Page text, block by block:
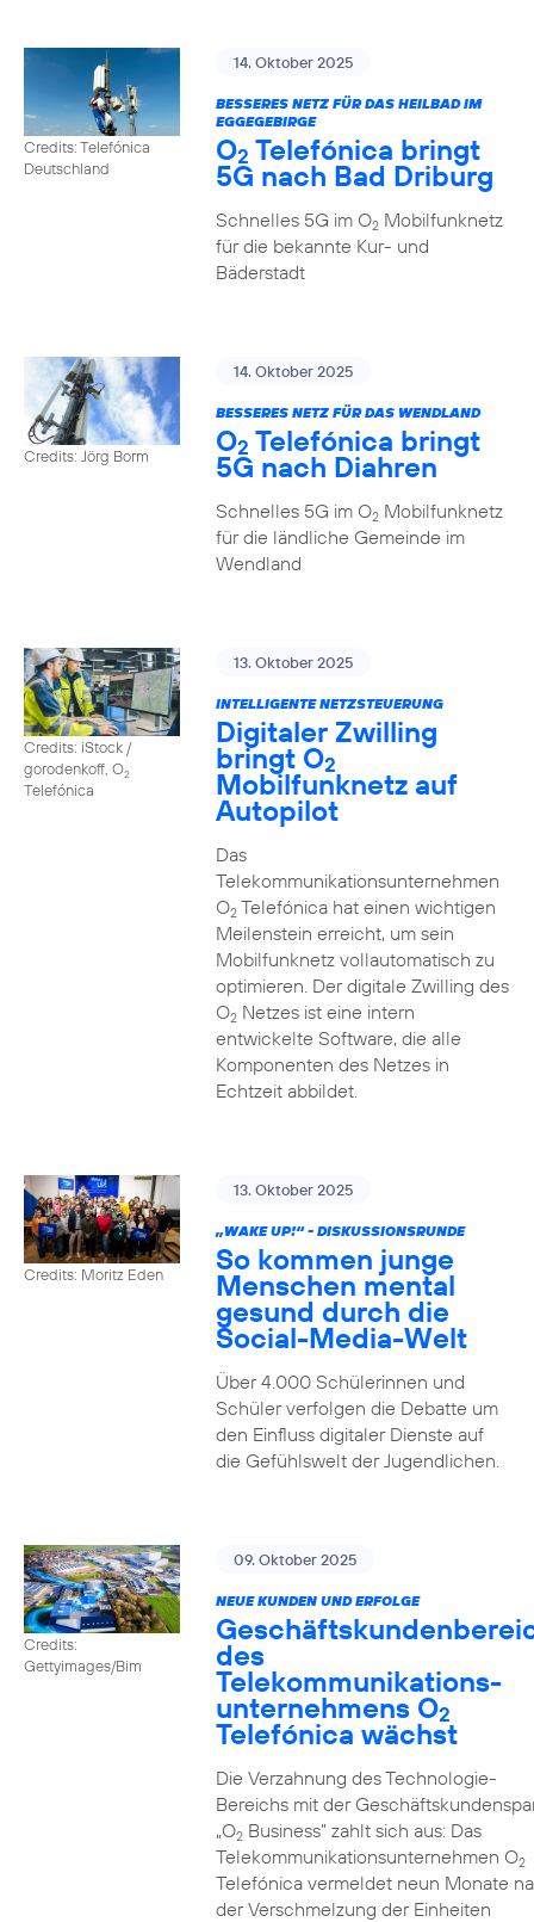
Credits: Telefónica
Deutschland
14. Oktober 2025
BESSERES NETZ FÜR DAS HEILBAD IM
EGGEGEBIRGE
O2 Telefónica bringt
5G nach Bad Driburg
Schnelles 5G im O2Mobilfunknetz
für die bekannte Kur- und
Bäderstadt
Credits: Jörg Borm
14. Oktober 2025
BESSERES NETZ FÜR DAS WENDLAND
O2 Telefónica bringt
5G nach Diahren
Schnelles 5G im O2Mobilfunknetz
für die ländliche Gemeinde im
Wendland
Credits: iStock /
gorodenkoff, O2
Telefónica
13. Oktober 2025
INTELLIGENTE NETZSTEUERUNG
Digitaler Zwilling
bringt O2
Mobilfunknetz auf
Autopilot
Das
Telekommunikationsunternehmen
O2Telefónica hat einen wichtigen
Meilenstein erreicht, um sein
Mobilfunknetz vollautomatisch zu
optimieren. Der digitale Zwilling des
O2Netzes ist eine intern
entwickelte Software, die alle
Komponenten des Netzes in
Echtzeit abbildet.
Credits: Moritz Eden
13. Oktober 2025
„WAKE UP!“ - DISKUSSIONSRUNDE
So kommen junge
Menschen mental
gesund durch die
Social-Media-Welt
Über 4.000 Schülerinnen und
Schüler verfolgen die Debatte um
den Einfluss digitaler Dienste auf
die Gefühlswelt der Jugendlichen.
Credits:
Gettyimages/Bim
09. Oktober 2025
NEUE KUNDEN UND ERFOLGE
des
Telekommunikations­
unternehmens O2
Telefónica wächst
Die Verzahnung des Technologie-
Bereichs mit der
„O2Business” zahlt sich aus: Das
Telekommunikationsunternehmen O2
Telefónica vermeldet neun Monate
der Verschmelzung der Einheiten